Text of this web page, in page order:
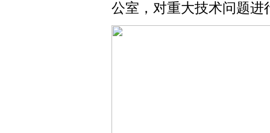
公室，对重大技术问题进